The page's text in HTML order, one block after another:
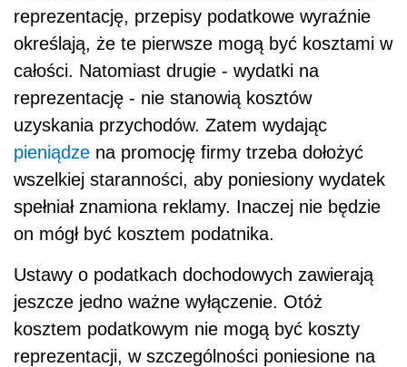
reprezentację, przepisy podatkowe wyraźnie
określają, że te pierwsze mogą być kosztami w
całości. Natomiast drugie - wydatki na
reprezentację - nie stanowią kosztów
uzyskania przychodów. Zatem wydając
pieniądze na promocję firmy trzeba dołożyć
wszelkiej staranności, aby poniesiony wydatek
spełniał znamiona reklamy. Inaczej nie będzie
on mógł być kosztem podatnika.
Ustawy o podatkach dochodowych zawierają
jeszcze jedno ważne wyłączenie. Otóż
kosztem podatkowym nie mogą być koszty
reprezentacji, w szczególności poniesione na